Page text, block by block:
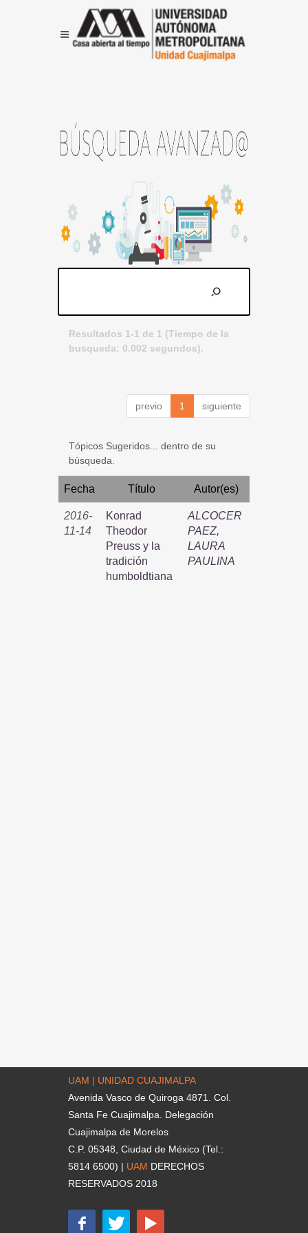
Resultados 1-1 de 1 (Tiempo de la
busqueda: 0.002 segundos).
previo 1 siguiente
Tópicos Sugeridos... dentro de su
búsqueda.
Fecha Título Autor(es)
2016-
11-14
Konrad
Theodor
Preuss y la
tradición
humboldtiana
ALCOCER
PAEZ,
LAURA
PAULINA
UAM | UNIDAD CUAJIMALPA
Avenida Vasco de Quiroga 4871. Col.
Santa Fe Cuajimalpa. Delegación
Cuajimalpa de Morelos
C.P. 05348, Ciudad de México (Tel.:
5814 6500) | UAM DERECHOS
RESERVADOS 2018